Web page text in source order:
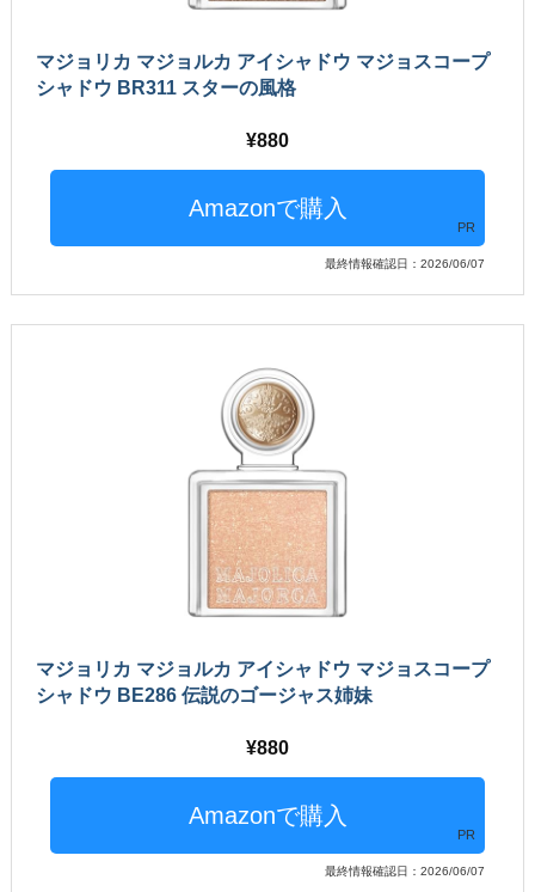
マジョリカ マジョルカ アイシャドウ マジョスコープ
シャドウ BR311 スターの風格
880
PR
最終情報確認日：2026/06/07
マジョリカ マジョルカ アイシャドウ マジョスコープ
シャドウ BE286 伝説のゴージャス姉妹
880
PR
最終情報確認日：2026/06/07